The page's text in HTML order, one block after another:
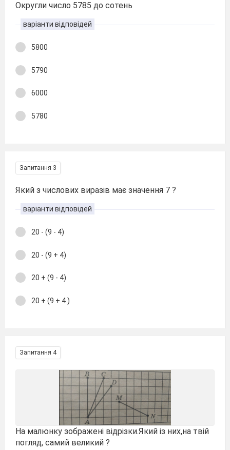
Округли число 5785 до сотень
варіанти відповідей
5800
5790
6000
5780
Запитання 3
Який з числових виразів має значення 7 ?
варіанти відповідей
20 - (9 - 4)
20 - (9 + 4)
20 + (9 - 4)
20 + (9 + 4 )
Запитання 4
На малюнку зображені відрізки.Який із них,на твій
погляд, самий великий ?